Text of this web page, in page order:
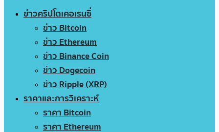
ข่าวคริปโตเคอเรนซี่
ข่าว Bitcoin
ข่าว Ethereum
ข่าว Binance Coin
ข่าว Dogecoin
ข่าว Ripple (XRP)
ราคาและการวิเคราะห์
ราคา Bitcoin
ราคา Ethereum